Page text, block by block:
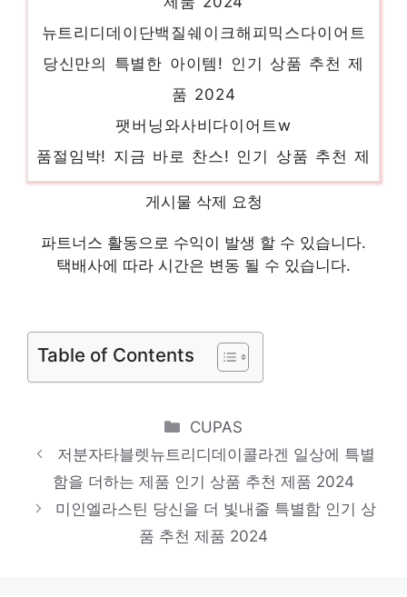
관절콜라겐3000
눈부신 스타일, 당신을 위해 인기 상품 추천
제품 2024
제품 2024
있나요쉐이크
당신을 더 빛내줄 특별함 인기 상품 추천 제
품 2024
곤약팝콘
핫 아이템, 주목해주세요! 인기 상품 추천 제
품 2024
게시물 삭제 요청
파트너스 활동으로 수익이 발생 할 수 있습니다.
택배사에 따라 시간은 변동 될 수 있습니다.
Table of Contents
Categories
CUPAS
저분자타블렛뉴트리디데이콜라겐 일상에 특별
함을 더하는 제품 인기 상품 추천 제품 2024
미인엘라스틴 당신을 더 빛내줄 특별함 인기 상
품 추천 제품 2024